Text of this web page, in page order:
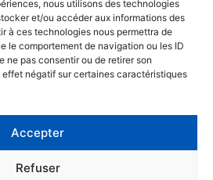
nous utilisons des technologies
et/ou accéder aux informations des
à ces technologies nous permettra de
le comportement de navigation ou les ID
ne pas consentir ou de retirer son
négatif sur certaines caractéristiques
Accepter
Refuser